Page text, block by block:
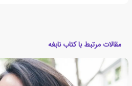
مقالات مرتبط با کتاب نابغه